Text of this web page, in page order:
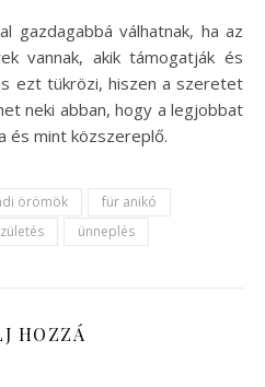
gazdagabbá válhatnak, ha az
vannak, akik támogatják és
ezt tükrözi, hiszen a szeretet
neki abban, hogy a legjobbat
és mint közszereplő.
örömök
für anikó
ünneplés
HOZZÁ